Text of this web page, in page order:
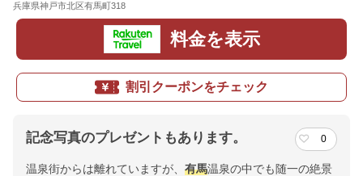
兵庫県神戸市北区有馬町318
料金を表示
割引クーポンをチェック
記念写真のプレゼントもあります。 0
温泉街からは離れていますが、 有馬温泉の中でも随一の絶景